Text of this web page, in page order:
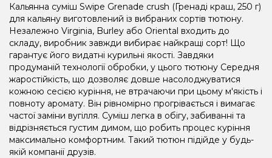
Кальянна суміш Swipe Grenade crush (Гренаді краш, 250 г)
для кальяну виготовлений із вибраних сортів тютюну.
Незалежно Virginia, Burley або Oriental входить до
складу, виробник завжди вибирає найкращі сорт! Що
гарантує його видатні курильні якості. Завдяки
продуманій технології обробки, у цього тютюну Середня
жаростійкість, що дозволяє довше насолоджуватися
кожною сесією куріння, не втрачаючи при цьому м'якість і
повноту аромату. Він рівномірно прогрівається і вимагає
частої заміни вугілля. Суміш легка в обігу, забиванні та
відрізняється густим димом, що робить процес куріння
максимально комфортним. Такий тютюн підійде у будь-
якій компанії друзів.